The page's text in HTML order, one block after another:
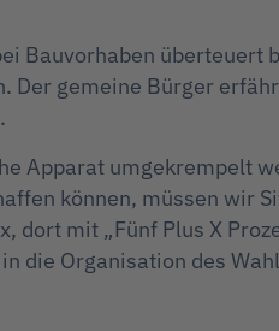
Bauvorhaben überteuert
gemeine Bürger
Apparat umgekrempelt
können, müssen wir
mit „Fünf Plus X
die Organisation des